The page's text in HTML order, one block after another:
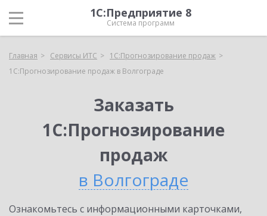
1С:Предприятие 8
Система программ
Главная Сервисы ИТС
1С:Прогнозирование продаж
1С:Прогнозирование продаж в Волгограде
Заказать
1С:Прогнозирование
продаж
в Волгограде
Ознакомьтесь с информационными карточками,